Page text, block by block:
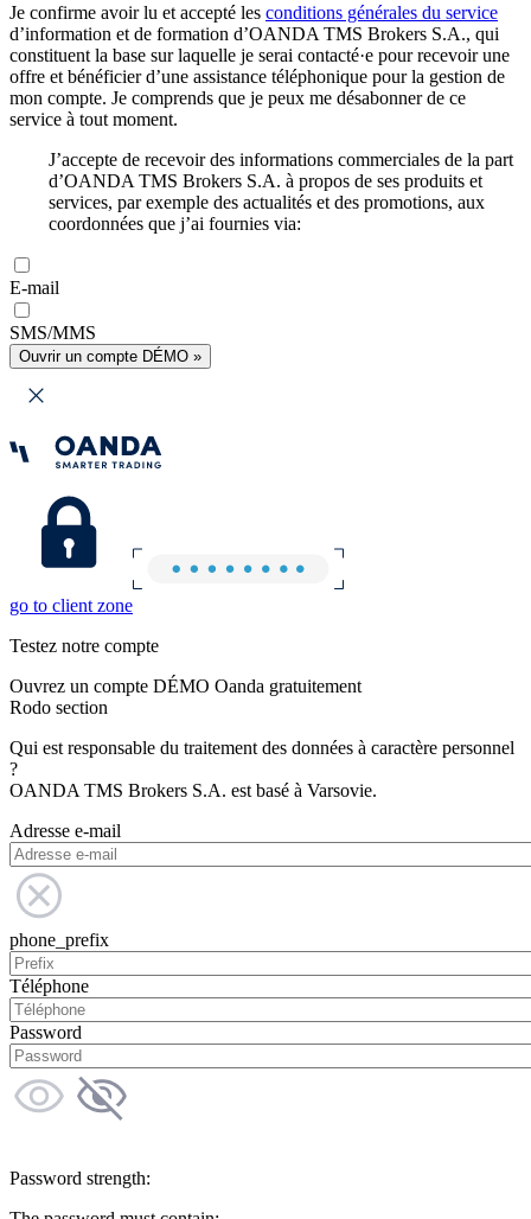
Je confirme avoir lu et accepté les conditions générales du service
d’information et de formation d’OANDA TMS Brokers S.A., qui
constituent la base sur laquelle je serai contacté·e pour recevoir une
offre et bénéficier d’une assistance téléphonique pour la gestion de
mon compte. Je comprends que je peux me désabonner de ce
service à tout moment.
J’accepte de recevoir des informations commerciales de la part
d’OANDA TMS Brokers S.A. à propos de ses produits et
services, par exemple des actualités et des promotions, aux
coordonnées que j’ai fournies via:
E-mail
SMS/MMS
Ouvrir un compte DÉMO »
go to client zone
Testez notre compte
Ouvrez un compte DÉMO Oanda gratuitement
Rodo section
Qui est responsable du traitement des données à caractère personnel
?
OANDA TMS Brokers S.A. est basé à Varsovie.
Adresse e-mail
phone_prefix
Téléphone
Password
Password strength: